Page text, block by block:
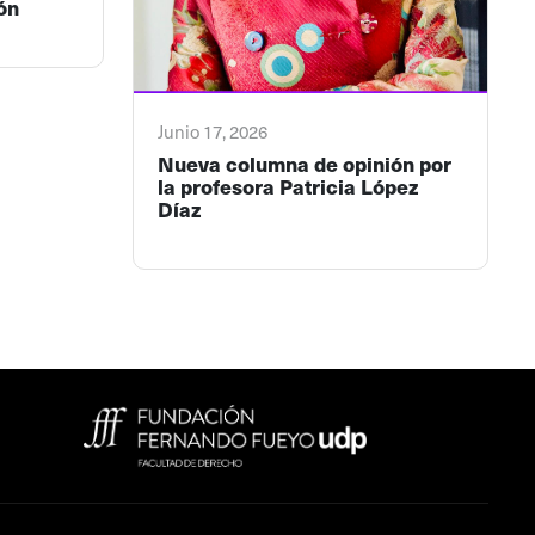
Junio 17, 2026
Nueva columna de opinión por
la profesora Patricia López
Díaz